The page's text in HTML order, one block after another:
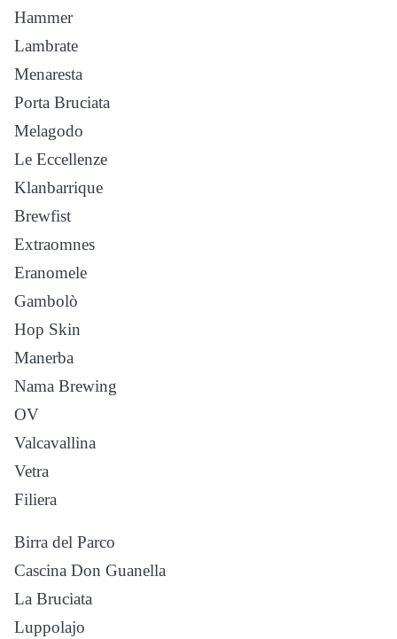
Hammer
Lambrate
Menaresta
Porta Bruciata
Melagodo
Le Eccellenze
Klanbarrique
Brewfist
Extraomnes
Eranomele
Gambolò
Hop Skin
Manerba
Nama Brewing
OV
Valcavallina
Vetra
Filiera
Birra del Parco
Cascina Don Guanella
La Bruciata
Luppolajo